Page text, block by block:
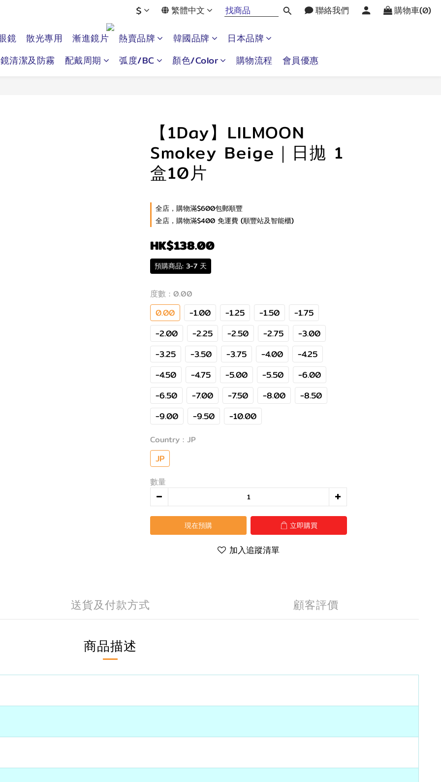
$ 繁體中文 聯絡我們 購物車(0)
鏡 散光專用 漸進鏡片 熱賣品牌 韓國品牌
日本品牌
清潔及防霧
配戴周期 弧度/BC 顏色/Color 購物流程 會員優惠
【1Day】LILMOON
Smokey Beige｜日拋 1
盒10片
全店，購物滿$600包郵順豐
全店，購物滿$400 免運費 (順豐站及智能櫃)
HK$138.00
預購商品: 3-7 天
度數 : 0.00
0.00 -1.00 -1.25 -1.50
-1.75
-2.00
-2.25 -2.50 -2.75
-3.00
-3.25
-3.50 -3.75 -4.00
-4.25
-4.50
-4.75 -5.00 -5.50
-6.00
-6.50
-7.00 -7.50 -8.00
-8.50
-9.00
-9.50 -10.00
Country : JP
JP
數量
現在預購 立即購買
加入追蹤清單
送貨及付款方式 顧客評價
商品描述